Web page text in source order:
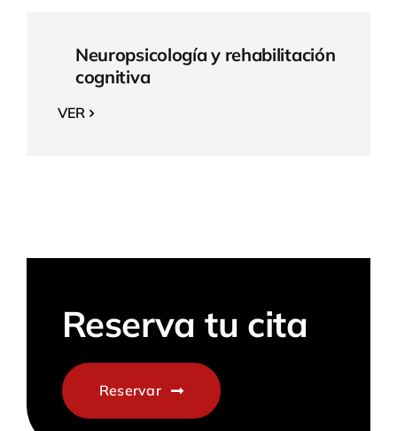
Neuropsicología y rehabilitación
cognitiva
VER
Reserva tu cita
Reservar